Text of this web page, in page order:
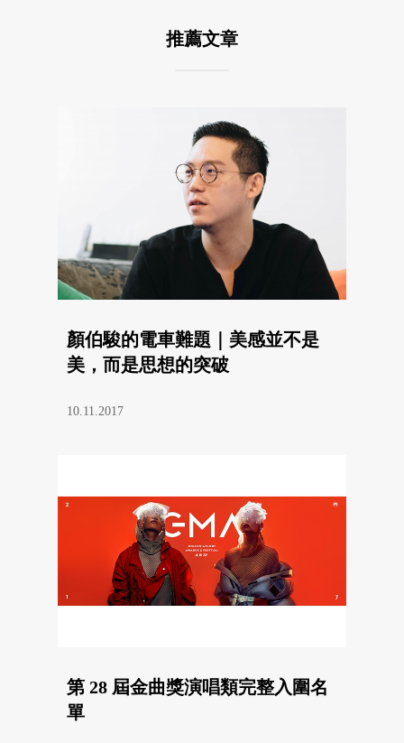
推薦文章
顏伯駿的電車難題｜美感並不是
美，而是思想的突破
10.11.2017
第 28 屆金曲獎演唱類完整入圍名
單